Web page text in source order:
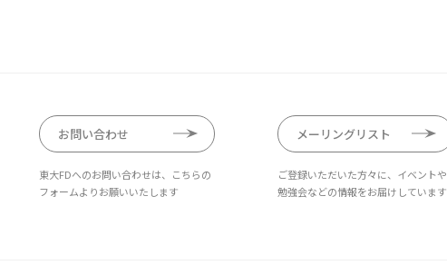
お問い合わせ
東大FDへのお問い合わせは、こちらの
フォームよりお願いいたします
メーリングリスト
ご登録いただいた方々に、イベントや
勉強会などの情報をお届けしています